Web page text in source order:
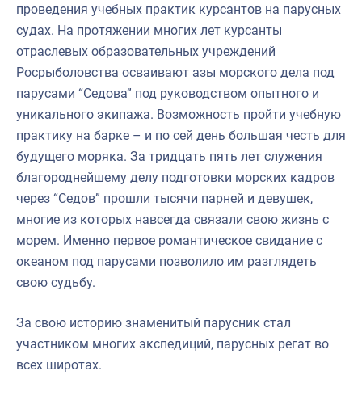
проведения учебных практик курсантов на парусных
судах. На протяжении многих лет курсанты
отраслевых образовательных учреждений
Росрыболовства осваивают азы морского дела под
парусами “Седова” под руководством опытного и
уникального экипажа. Возможность пройти учебную
практику на барке – и по сей день большая честь для
будущего моряка. За тридцать пять лет служения
благороднейшему делу подготовки морских кадров
через “Седов” прошли тысячи парней и девушек,
многие из которых навсегда связали свою жизнь с
морем. Именно первое романтическое свидание с
океаном под парусами позволило им разглядеть
свою судьбу.
За свою историю знаменитый парусник стал
участником многих экспедиций, парусных регат во
всех широтах.